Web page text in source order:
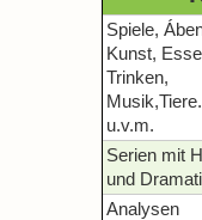
Spiele,
Kunst,
Trinken,
u.v.m.
Serien mit
und
Analysen